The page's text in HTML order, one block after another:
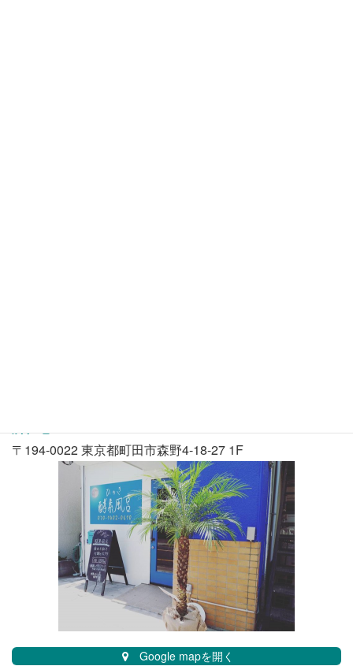
〒194-0022 東京都町田市森野4-18-27 1F
Google mapを開く